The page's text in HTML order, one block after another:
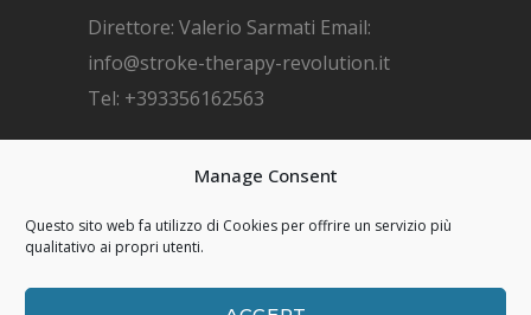
Manage Consent
Questo sito web fa utilizzo di Cookies per offrire un servizio più
qualitativo ai propri utenti.
Direttore: Valerio Sarmati Email:
info@stroke-therapy-revolution.it
Tel: +393356162563
F.A.Q. DOMANDE FREQUENTI
F.A.Q.